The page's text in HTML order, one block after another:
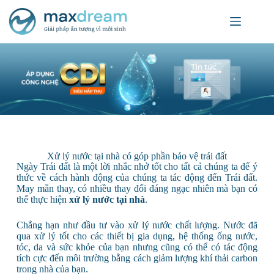
Xử lý nước tại nhà có góp phần bảo vệ trái đất
Ngày Trái đất là một lời nhắc nhở tốt cho tất cả chúng ta để ý
thức về cách hành động của chúng ta tác động đến Trái đất.
May mắn thay, có nhiều thay đổi đáng ngạc nhiên mà bạn có
thể thực hiện xử lý nước tại nhà.
Chẳng hạn như đầu tư vào xử lý nước chất lượng. Nước đã
qua xử lý tốt cho các thiết bị gia dụng, hệ thống ống nước,
tóc, da và sức khỏe của bạn nhưng cũng có thể có tác động
tích cực đến môi trường bằng cách giảm lượng khí thải carbon
trong nhà của bạn.